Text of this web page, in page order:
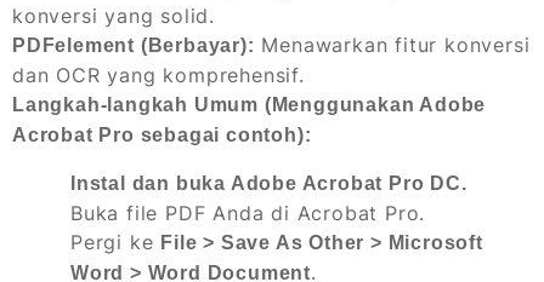
konversi yang solid.
PDFelement (Berbayar): Menawarkan fitur konversi
dan OCR yang komprehensif.
Langkah-langkah Umum (Menggunakan Adobe
Acrobat Pro sebagai contoh):
Instal dan buka Adobe Acrobat Pro DC.
Buka file PDF Anda di Acrobat Pro.
Pergi ke File > Save As Other > Microsoft
Word > Word Document.